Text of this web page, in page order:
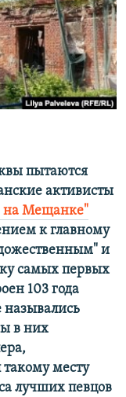
пытаются
активисты
на Мещанке"
к главному
и
самых первых
103 года
назывались
в них
месту
лучших певцов